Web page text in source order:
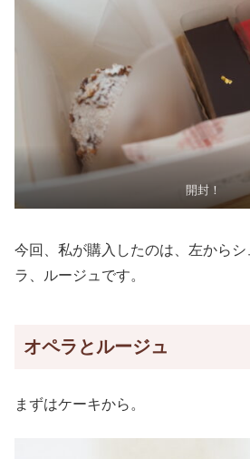
開封！
今回、私が購入したのは、左から
ラ、ルージュです。
オペラとルージュ
まずはケーキから。